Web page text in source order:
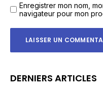
Enregistrer mon nom,
navigateur pour mon
DERNIERS ARTICLES